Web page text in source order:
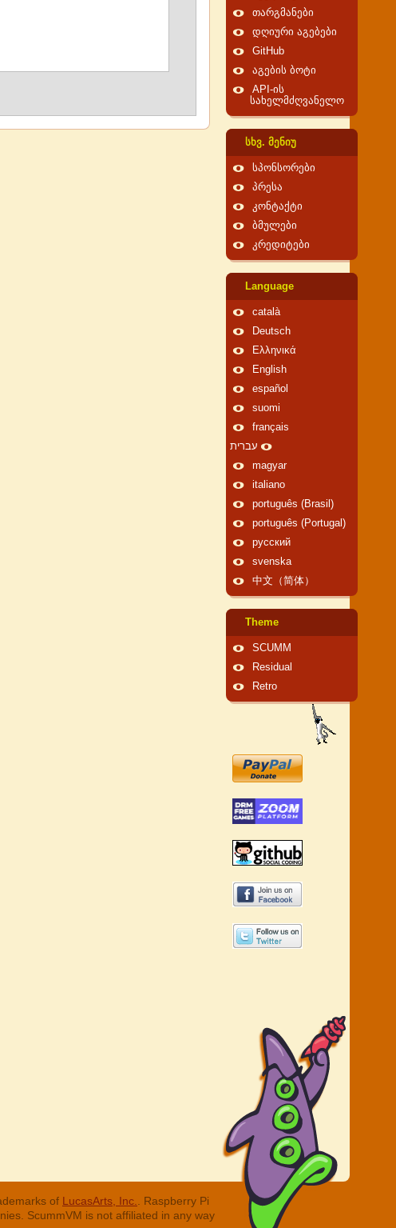
თარგმანები
დღიური აგებები
GitHub
აგების ბოტი
API-ის
სახელმძღვანელო
სხვ. მენიუ
სპონსორები
პრესა
კონტაქტი
ბმულები
კრედიტები
Language
català
Deutsch
Ελληνικά
English
español
suomi
français
עברית
magyar
italiano
português (Brasil)
português (Portugal)
русский
svenska
中文（简体）
Theme
SCUMM
Residual
Retro
of LucasArts, Inc.
. Raspberry Pi
ScummVM is not affiliated in any way